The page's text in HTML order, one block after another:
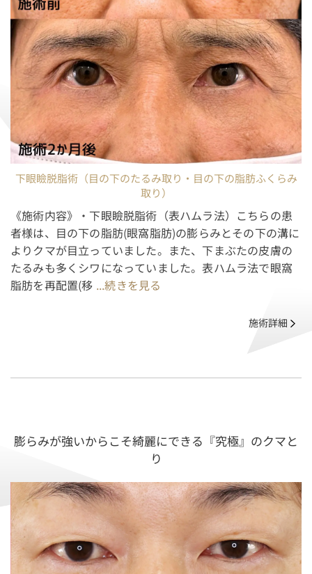
下眼瞼脱脂術（目の下のたるみ取り・目の下の脂肪ふくらみ
取り）
《施術内容》・下眼瞼脱脂術（表ハムラ法）こちらの患
者様は、目の下の脂肪(眼窩脂肪)の膨らみとその下の溝に
よりクマが目立っていました。また、下まぶたの皮膚の
たるみも多くシワになっていました。表ハムラ法で眼窩
脂肪を再配置(移 ...続きを見る
施術詳細
膨らみが強いからこそ綺麗にできる『究極』のクマと
り